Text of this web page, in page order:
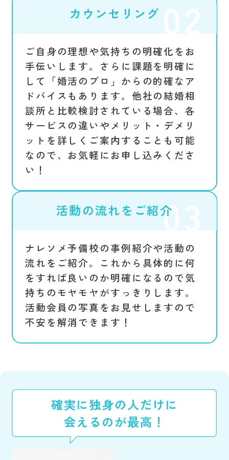
カウンセリング
ご自身の理想や気持ちの明確化をお
手伝いします。さらに課題を明確に
して「婚活のプロ」からの的確なア
ドバイスもあります。他社の結婚相
談所と比較検討されている場合、各
サービスの違いやメリット・デメリ
ットを詳しくご案内することも可能
なので、お気軽にお申し込みくださ
い！
活動の流れをご紹介
ナレソメ予備校の事例紹介や活動の
流れをご紹介。これから具体的に何
をすれば良いのか明確になるので気
持ちのモヤモヤがすっきりします。
活動会員の写真をお見せしますので
不安を解消できます！
確実に独身の人だけに
会えるのが最高！